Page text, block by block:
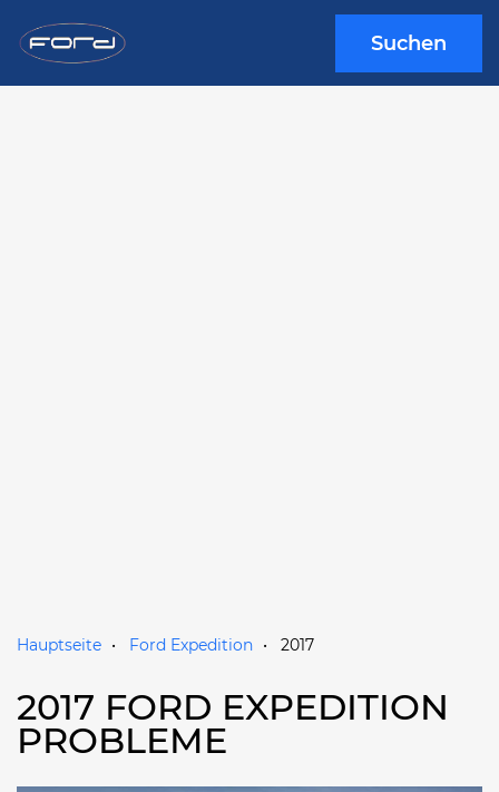
Suchen
Hauptseite Ford Expedition 2017
2017 FORD EXPEDITION
PROBLEME